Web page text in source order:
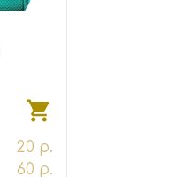
20 р.
60 р.